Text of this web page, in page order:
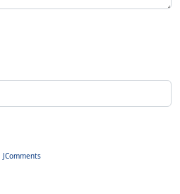
JComments